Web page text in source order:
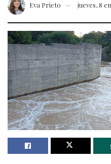
Eva Prieto jueves, 8